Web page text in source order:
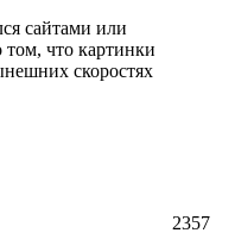
сайтами или
что картинки
скоростях
2357